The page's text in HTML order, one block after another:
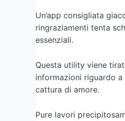
Un’app consigliata
ringraziamenti tenta
essenziali.
Questa utility viene
informazioni riguardo
cattura di amore.
Pure lavori